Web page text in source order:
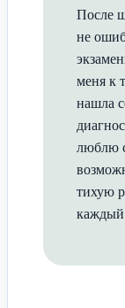
После
не
меня к
нашла
люблю
тихую
каждый